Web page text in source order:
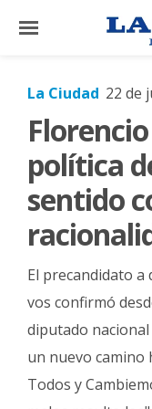
×
El
El
Mundo
La
Cultura
Tecnología
Gastronomía
La Ciudad 22 de
política
sentido
El precandidato
vos confirmó
diputado
un nuevo camino
Todos y